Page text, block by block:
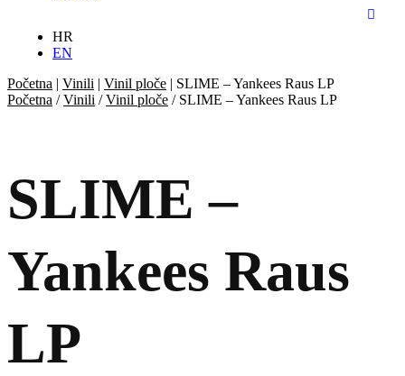
HR
EN
Početna | Vinili | Vinil ploče | SLIME – Yankees Raus LP
Početna /Vinili /Vinil ploče / SLIME – Yankees Raus LP
SLIME –
Yankees Raus
LP